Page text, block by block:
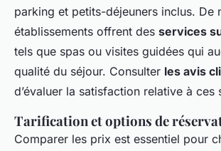
parking et petits-déjeuners inclus. De
établissements offrent des services
tels que spas ou visites guidées qui
qualité du séjour. Consulter les avis
d’évaluer la satisfaction relative à ces
Tarification et options de
Comparer les prix est essentiel pour